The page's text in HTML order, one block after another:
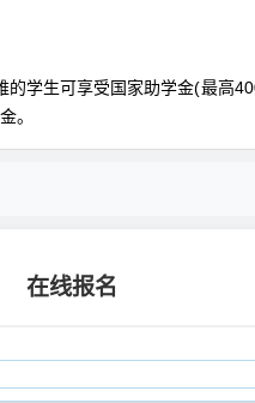
学生可享受国家助学金(最高
。
在线报名